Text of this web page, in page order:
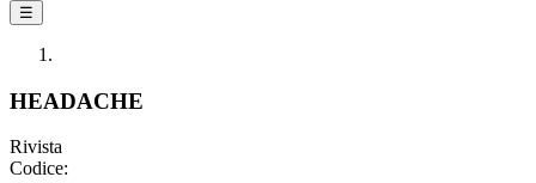
☰
HEADACHE
Rivista
Codice: